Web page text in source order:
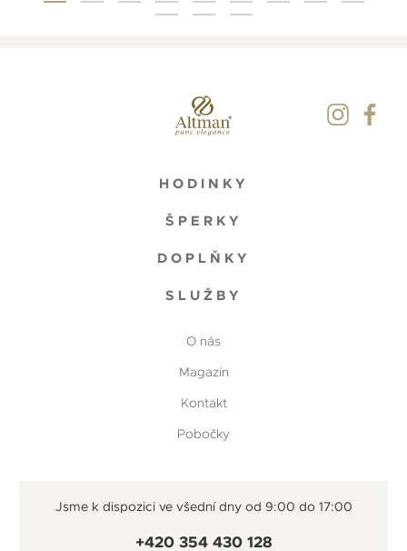
HODINKY
ŠPERKY
DOPLŇKY
SLUŽBY
O nás
Magazín
Kontakt
Pobočky
Jsme k dispozici ve všední dny od 9:00 do 17:00
+420 354 430 128